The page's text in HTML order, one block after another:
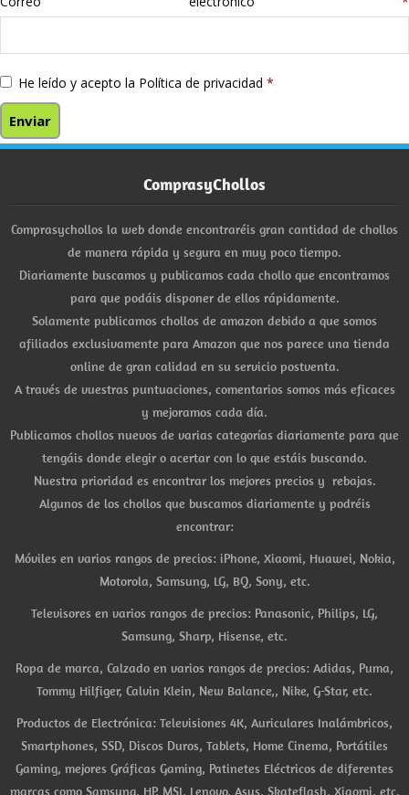
He leído y acepto la Política de privacidad *
ComprasyChollos
Comprasychollos la web donde encontraréis gran cantidad de chollos
de manera rápida y segura en muy poco tiempo.
Diariamente buscamos y publicamos cada chollo que encontramos
para que podáis disponer de ellos rápidamente.
Solamente publicamos chollos de amazon debido a que somos
afiliados exclusivamente para Amazon que nos parece una tienda
online de gran calidad en su servicio postventa.
A través de vuestras puntuaciones, comentarios somos más eficaces
y mejoramos cada día.
Publicamos chollos nuevos de varias categorías diariamente para que
tengáis donde elegir o acertar con lo que estáis buscando.
Nuestra prioridad es encontrar los mejores precios y rebajas.
Algunos de los chollos que buscamos diariamente y podréis
encontrar:
Móviles en varios rangos de precios: iPhone, Xiaomi, Huawei, Nokia,
Motorola, Samsung, LG, BQ, Sony, etc.
Televisores en varios rangos de precios: Panasonic, Philips, LG,
Samsung, Sharp, Hisense, etc.
Ropa de marca, Calzado en varios rangos de precios: Adidas, Puma,
Tommy Hilfiger, Calvin Klein, New Balance,, Nike, G-Star, etc.
Productos de Electrónica: Televisiones 4K, Auriculares Inalámbricos,
Smartphones, SSD, Discos Duros, Tablets, Home Cinema, Portátiles
Gaming, mejores Gráficas Gaming, Patinetes Eléctricos de diferentes
marcas como Samsung, HP, MSI, Lenovo, Asus, Skateflash, Xiaomi, etc.